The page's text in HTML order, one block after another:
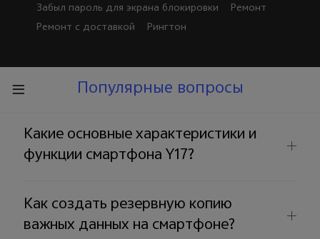
Забыл пароль для экрана блокировки
Ремонт
Ремонт с доставкой
Рингтон
Популярные вопросы
Какие основные характеристики и
функции смартфона Y17?
Как создать резервную копию
важных данных на смартфоне?